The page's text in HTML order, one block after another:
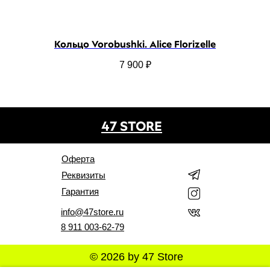
Кольцо Vorobushki. Alice Florizelle
7 900 ₽
info@47store.ru
© 2026 by 47 Store
Оферта
Реквизиты
Гарантия
47 STORE
8 911 003-62-79